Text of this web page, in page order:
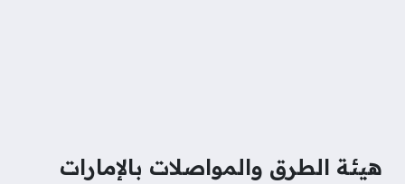
هيئة الطرق والمواصلات بالإمارات